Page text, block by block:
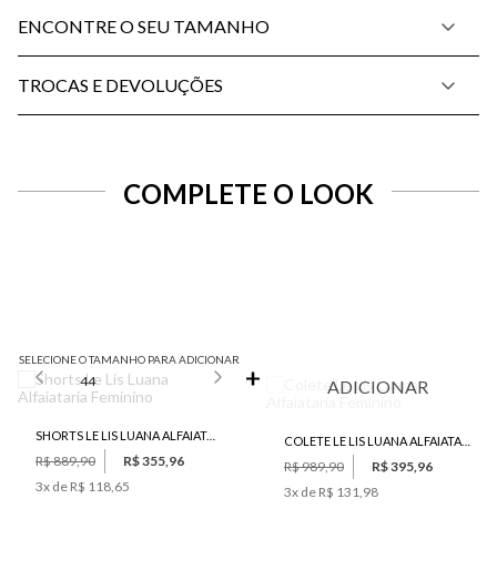
ENCONTRE O SEU TAMANHO
TROCAS E DEVOLUÇÕES
COMPLETE O LOOK
SELECIONE O TAMANHO PARA ADICIONAR
44
SHORTS LE LIS LUANA ALFAIATARIA FEMININO
R$ 889,90
R$ 355,96
3x de R$ 118,65
ADICIONAR
R$ 989,90
R$ 395,96
3x de R$ 131,98